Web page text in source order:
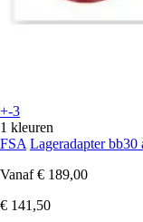
+-3
1 kleuren
FSA Lageradapter bb30
Vanaf € 189,00
€ 141,50